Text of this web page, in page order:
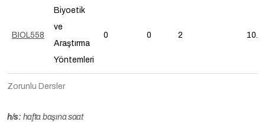
Zorunlu Dersler
BIOL558
Biyoetik
ve
Araştırma
Yöntemleri
0 0 2 10.0
h/s: hafta başına saat